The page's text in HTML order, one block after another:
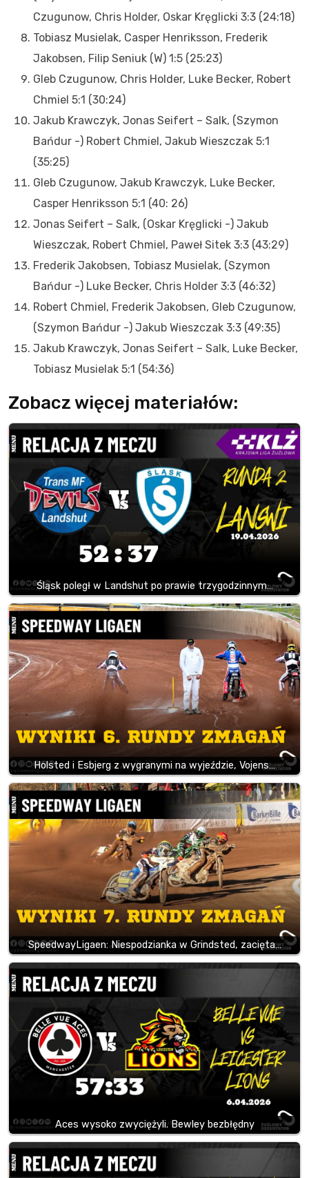
Czugunow, Chris Holder, Oskar Kręglicki 3:3 (24:18)
Tobiasz Musielak, Casper Henriksson, Frederik
Jakobsen, Filip Seniuk (W) 1:5 (25:23)
Gleb Czugunow, Chris Holder, Luke Becker, Robert
Chmiel 5:1 (30:24)
Jakub Krawczyk, Jonas Seifert – Salk, (Szymon
Bańdur -) Robert Chmiel, Jakub Wieszczak 5:1
(35:25)
Gleb Czugunow, Jakub Krawczyk, Luke Becker,
Casper Henriksson 5:1 (40: 26)
Jonas Seifert – Salk, (Oskar Kręglicki -) Jakub
Wieszczak, Robert Chmiel, Paweł Sitek 3:3 (43:29)
Frederik Jakobsen, Tobiasz Musielak, (Szymon
Bańdur -) Luke Becker, Chris Holder 3:3 (46:32)
Robert Chmiel, Frederik Jakobsen, Gleb Czugunow,
(Szymon Bańdur -) Jakub Wieszczak 3:3 (49:35)
Jakub Krawczyk, Jonas Seifert – Salk, Luke Becker,
Tobiasz Musielak 5:1 (54:36)
Zobacz więcej materiałów:
Śląsk poległ w Landshut po prawie trzygodzinnym…
Holsted i Esbjerg z wygranymi na wyjeździe, Vojens…
SpeedwayLigaen: Niespodzianka w Grindsted, zacięta…
Aces wysoko zwyciężyli. Bewley bezbłędny